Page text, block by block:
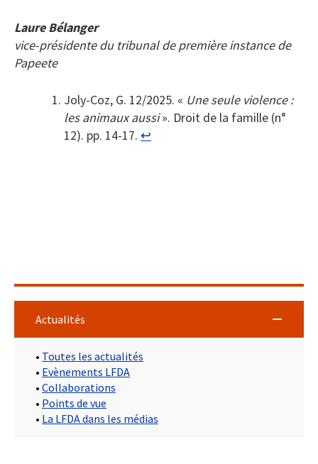
Laure Bélanger
vice-présidente du tribunal de première instance de
Papeete
Joly-Coz, G. 12/2025. « Une seule violence :
les animaux aussi». Droit de la famille (n°
12). pp. 14-17. ↩︎
Actualités
• Toutes les actualités
• Evènements LFDA
• Collaborations
• Points de vue
• La LFDA dans les médias